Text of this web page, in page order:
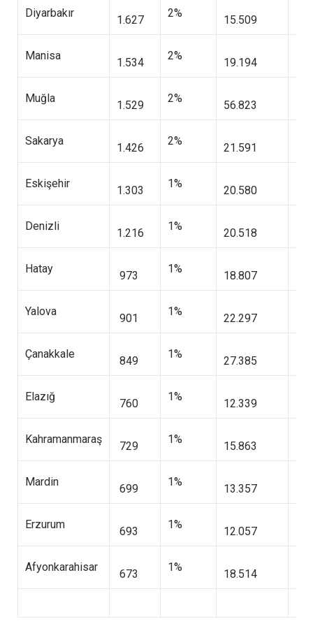
Diyarbakır
1.627
2%
15.509
Manisa
1.534
2%
19.194
Muğla
1.529
2%
56.823
Sakarya
1.426
2%
21.591
Eskişehir
1.303
1%
20.580
Denizli
1.216
1%
20.518
Hatay
973
1%
18.807
Yalova
901
1%
22.297
Çanakkale
849
1%
27.385
Elazığ
760
1%
12.339
Kahramanmaraş
729
1%
15.863
Mardin
699
1%
13.357
Erzurum
693
1%
12.057
Afyonkarahisar
673
1%
18.514